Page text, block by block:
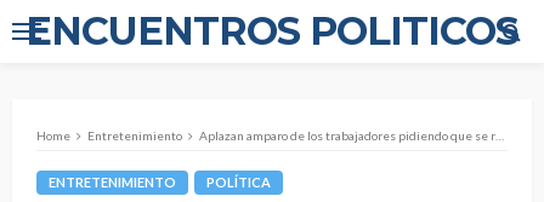
ENCUENTROS POLITICOS
Home Entretenimiento Aplazan amparo de los trabajadores pidiendo que se respete el derecho a la salud
ENTRETENIMIENTO POLÍTICA